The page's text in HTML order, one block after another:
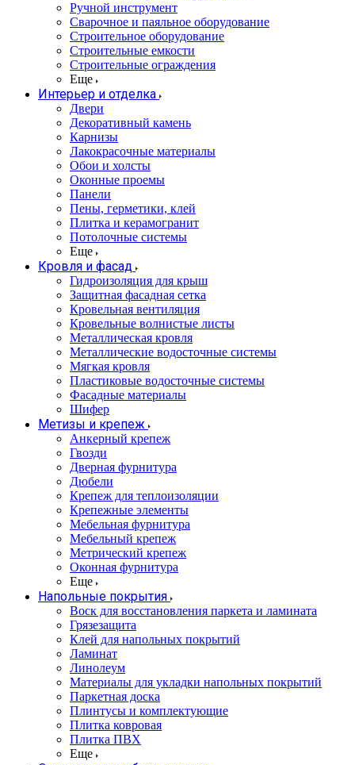
Ручной инструмент
Сварочное и паяльное оборудование
Строительное оборудование
Строительные емкости
Строительные ограждения
Еще
Интерьер и отделка
Двери
Декоративный камень
Карнизы
Лакокрасочные материалы
Обои и холсты
Оконные проемы
Панели
Пены, герметики, клей
Плитка и керамогранит
Потолочные системы
Еще
Кровля и фасад
Гидроизоляция для крыш
Защитная фасадная сетка
Кровельная вентиляция
Кровельные волнистые листы
Металлическая кровля
Металлические водосточные системы
Мягкая кровля
Пластиковые водосточные системы
Фасадные материалы
Шифер
Метизы и крепеж
Анкерный крепеж
Гвозди
Дверная фурнитура
Дюбели
Крепеж для теплоизоляции
Крепежные элементы
Мебельная фурнитура
Мебельный крепеж
Метрический крепеж
Оконная фурнитура
Еще
Напольные покрытия
Воск для восстановления паркета и ламината
Грязезащита
Клей для напольных покрытий
Ламинат
Линолеум
Материалы для укладки напольных покрытий
Паркетная доска
Плинтусы и комплектующие
Плитка ковровая
Плитка ПВХ
Еще